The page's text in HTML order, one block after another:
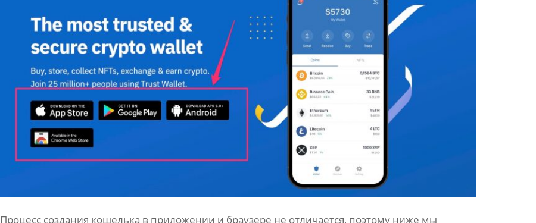
Процесс создания кошелька в приложении и браузере не отличается, поэтому ниже мы